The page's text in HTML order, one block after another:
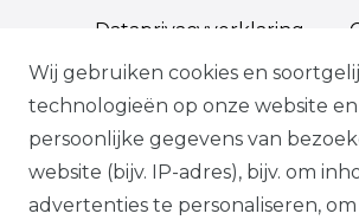
Data­privacy­verklaring
*Op geselecteerde
bevestigd, volgens
Wij gebruiken cookies en
technologieën op onze website
persoonlijke gegevens van
website (bijv. IP-adres), bijv. om
advertenties te personaliseren,